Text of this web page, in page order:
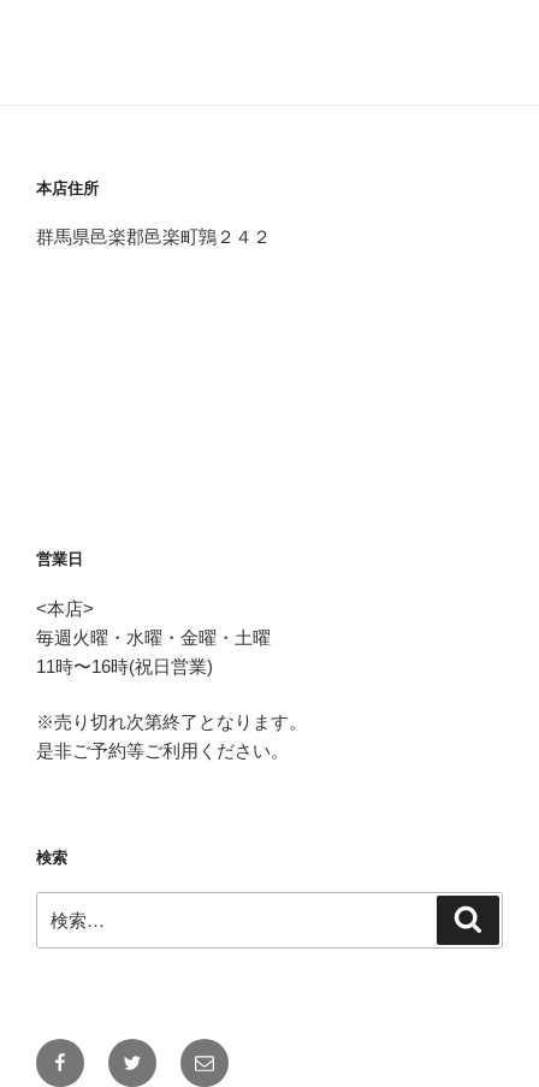
本店住所
群馬県邑楽郡邑楽町鶉２４２
営業日
<本店>
毎週火曜・水曜・金曜・土曜
11時〜16時(祝日営業)
※売り切れ次第終了となります。
是非ご予約等ご利用ください。
検索
索:
FacebookTwitter
メ